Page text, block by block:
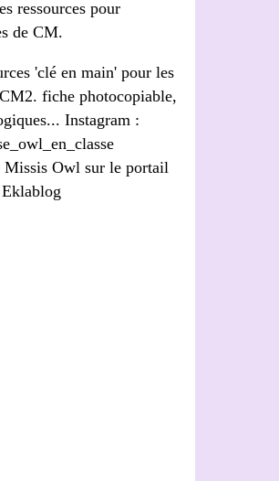
'clé en main' pour les
fiche photocopiable,
Instagram :
Missis Owlsur le portail
Eklablog